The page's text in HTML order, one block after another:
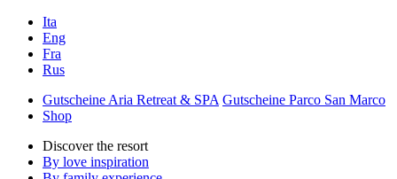
Ita
Eng
Fra
Rus
Gutscheine Aria Retreat & SPA Gutscheine Parco San Marco
Shop
Discover the resort
By love inspiration